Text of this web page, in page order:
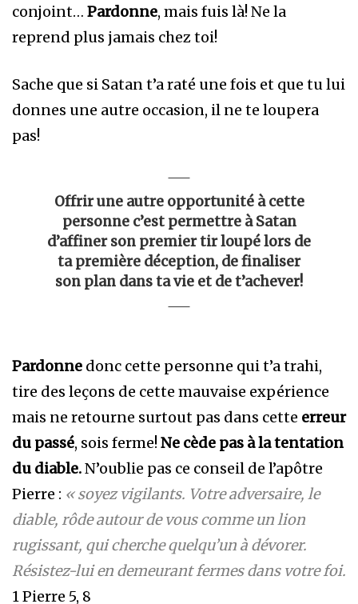
conjoint… Pardonne, mais fuis là! Ne la
reprend plus jamais chez toi!
Sache que si Satan t’a raté une fois et que tu lui
donnes une autre occasion, il ne te loupera
pas!
Offrir une autre opportunité à cette
personne c’est permettre à Satan
d’affiner son premier tir loupé lors de
ta première déception, de finaliser
son plan dans ta vie et de t’achever!
Pardonne donc cette personne qui t’a trahi,
tire des leçons de cette mauvaise expérience
mais ne retourne surtout pas dans cette erreur
du passé, sois ferme!Ne cède pas à la tentation
du diable.N’oublie pas ce conseil de l’apôtre
Pierre : « soyez vigilants. Votre adversaire, le
diable, rôde autour de vous comme un lion
rugissant, qui cherche quelqu’un à dévorer.
Résistez-lui en demeurant fermes dans votre foi.
1 Pierre 5, 8